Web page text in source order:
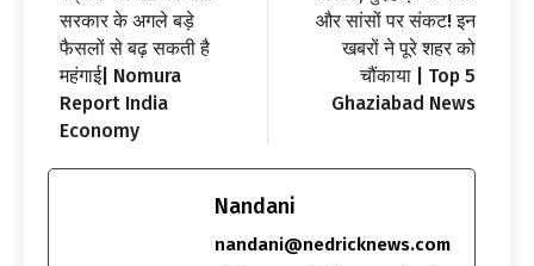
सरकार के अगले बड़े
फैसलों से बढ़ सकती है
महंगाई| Nomura
Report India
Economy
और सांसों पर संकट! इन
खबरों ने पूरे शहर को
चौंकाया | Top 5
Ghaziabad News
Nandani
nandani@nedricknews.com